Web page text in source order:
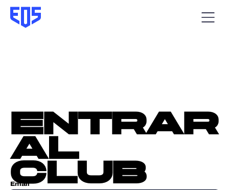
entrar
al
club
Email